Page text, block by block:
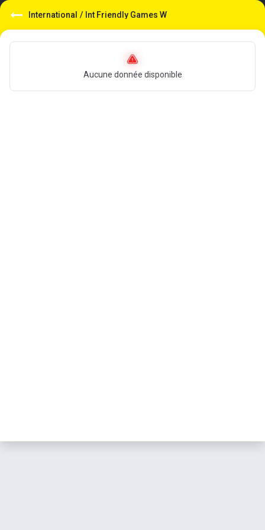
International / Int Friendly Games W
Aucune donnée disponible